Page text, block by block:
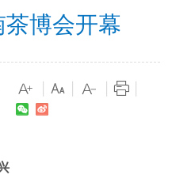
博会开幕